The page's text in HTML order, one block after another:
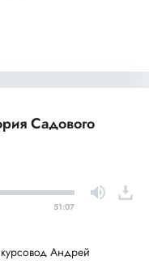
Садового
51:07
Андрей